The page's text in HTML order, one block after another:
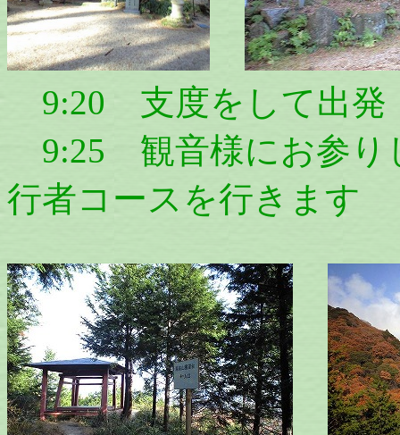
9:20 支度をして出発
9:25 観音様にお参り
行者コースを行きます